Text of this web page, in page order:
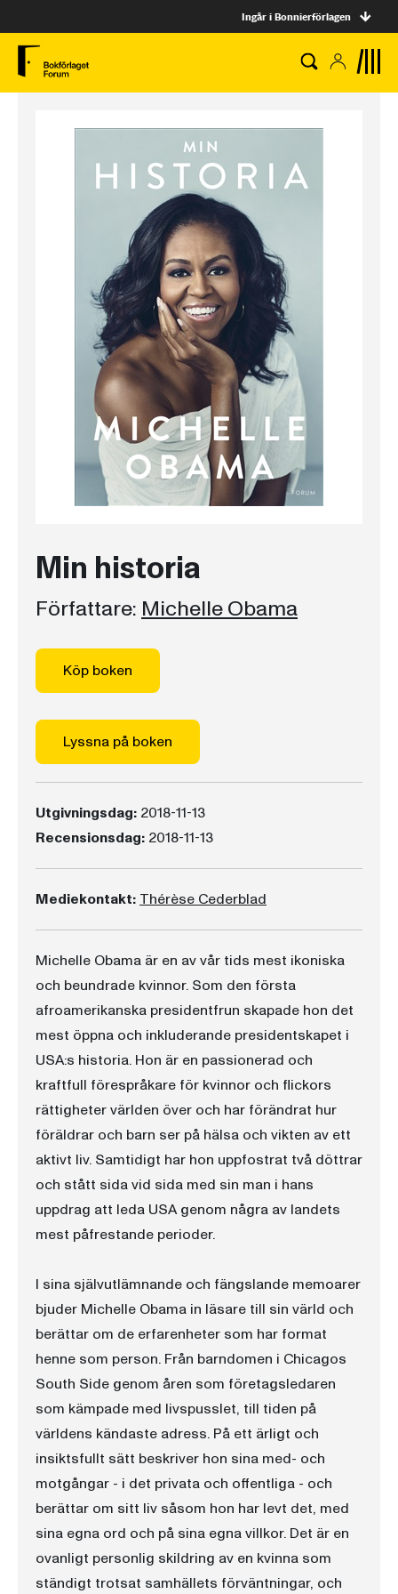
Ingår i Bonnierförlagen
Min historia
Författare: Michelle Obama
Köp boken
Lyssna på boken
Utgivningsdag: 2018-11-13
Recensionsdag: 2018-11-13
Mediekontakt: Thérèse Cederblad
Michelle Obama är en av vår tids mest ikoniska
och beundrade kvinnor. Som den första
afroamerikanska presidentfrun skapade hon det
mest öppna och inkluderande presidentskapet i
USA:s historia. Hon är en passionerad och
kraftfull förespråkare för kvinnor och flickors
rättigheter världen över och har förändrat hur
föräldrar och barn ser på hälsa och vikten av ett
aktivt liv. Samtidigt har hon uppfostrat två döttrar
och stått sida vid sida med sin man i hans
uppdrag att leda USA genom några av landets
mest påfrestande perioder.
I sina självutlämnande och fängslande memoarer
bjuder Michelle Obama in läsare till sin värld och
berättar om de erfarenheter som har format
henne som person. Från barndomen i Chicagos
South Side genom åren som företagsledaren
som kämpade med livspusslet, till tiden på
världens kändaste adress. På ett ärligt och
insiktsfullt sätt beskriver hon sina med- och
motgångar - i det privata och offentliga - och
berättar om sitt liv såsom hon har levt det, med
sina egna ord och på sina egna villkor. Det är en
ovanligt personlig skildring av en kvinna som
ständigt trotsat samhällets förväntningar, och